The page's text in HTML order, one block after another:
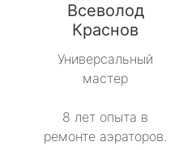
Всеволод
Краснов
Универсальный
мастер
8 лет опыта в
ремонте аэраторов.